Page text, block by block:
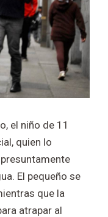
el niño de 11
quien lo
El pequeño se
que la
atrapar al